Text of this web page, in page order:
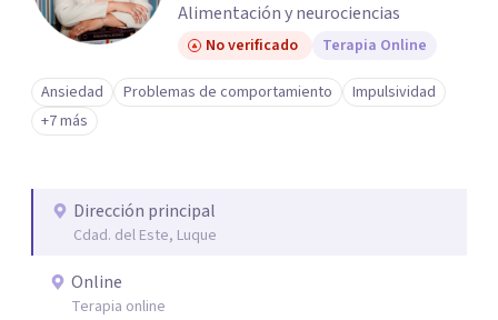
Alimentación y neurociencias
No verificado Terapia Online
Ansiedad Problemas de comportamiento
Impulsividad
+7 más
Dirección principal
Cdad. del Este, Luque
Online
Terapia online